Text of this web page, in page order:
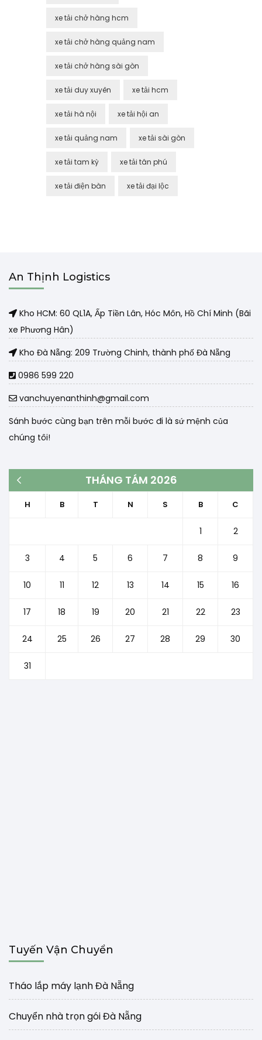
xe tải chở hàng hcm
xe tải chở hàng quảng nam
xe tải chở hàng sài gòn
xe tải duy xuyên xe tải hcm
xe tải hà nội xe tải hội an
xe tải quảng nam xe tải sài gòn
xe tải tam kỳ xe tải tân phú
xe tải điện bàn xe tải đại lộc
An Thịnh Logistics
Kho HCM: 60 QL1A, Ấp Tiền Lân, Hóc Môn, Hồ Chí Minh (Bãi
xe Phương Hân)
Kho Đà Nẵng: 209 Trường Chinh, thành phố Đà Nẵng
0986 599 220
vanchuyenanthinh@gmail.com
Sánh bước cùng bạn trên mỗi bước đi là sứ mệnh của
chúng tôi!
THÁNG TÁM 2026
H B T N S B C
1 2
3 4 5 6 7 8 9
10 11 12 13 14 15 16
17 18 19 20 21 22 23
24 25 26 27 28 29 30
31
Tuyến Vận Chuyển
Tháo lắp máy lạnh Đà Nẵng
Chuyển nhà trọn gói Đà Nẵng